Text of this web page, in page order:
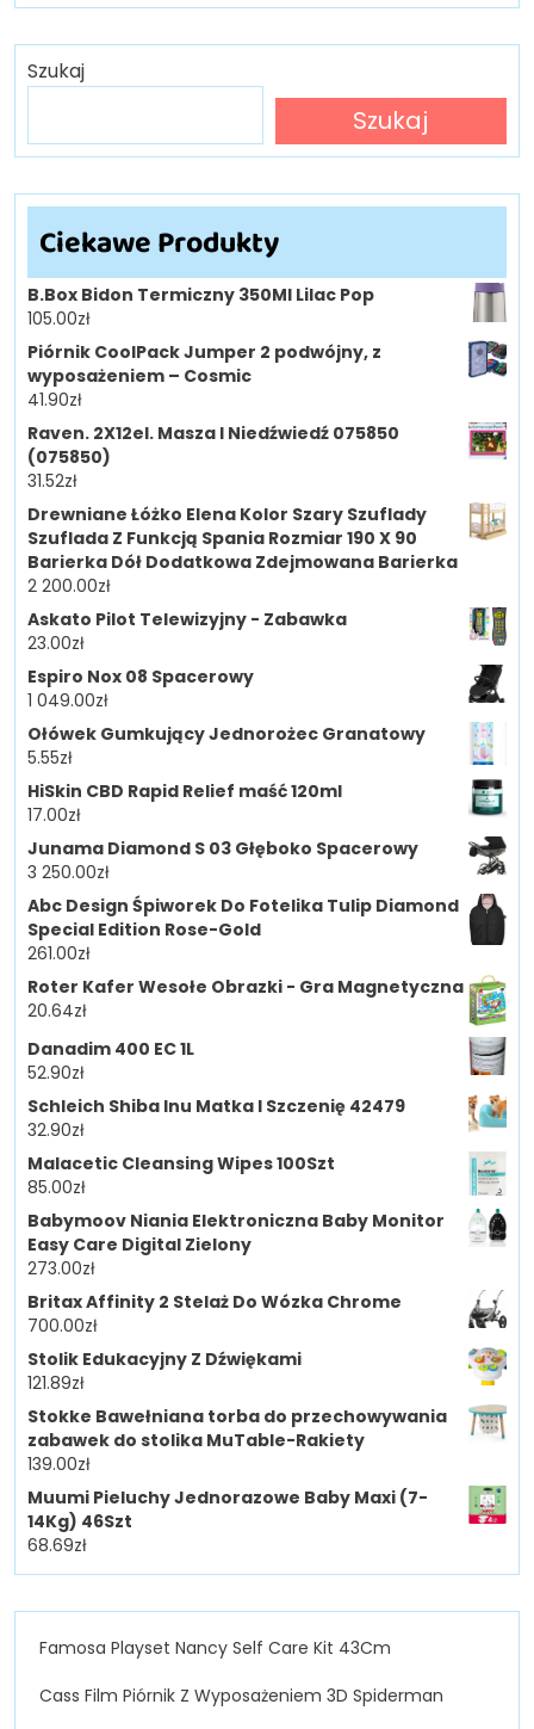
Szukaj
Szukaj
Ciekawe Produkty
B.Box Bidon Termiczny 350Ml Lilac Pop
105.00zł
Piórnik CoolPack Jumper 2 podwójny, z
wyposażeniem – Cosmic
41.90zł
Raven. 2X12el. Masza I Niedźwiedź 075850
(075850)
31.52zł
Drewniane Łóżko Elena Kolor Szary Szuflady
Szuflada Z Funkcją Spania Rozmiar 190 X 90
Barierka Dół Dodatkowa Zdejmowana Barierka
2 200.00zł
Askato Pilot Telewizyjny - Zabawka
23.00zł
Espiro Nox 08 Spacerowy
1 049.00zł
Ołówek Gumkujący Jednorożec Granatowy
5.55zł
HiSkin CBD Rapid Relief maść 120ml
17.00zł
Junama Diamond S 03 Głęboko Spacerowy
3 250.00zł
Abc Design Śpiworek Do Fotelika Tulip Diamond
Special Edition Rose-Gold
261.00zł
Roter Kafer Wesołe Obrazki - Gra Magnetyczna
20.64zł
Danadim 400 EC 1L
52.90zł
Schleich Shiba Inu Matka I Szczenię 42479
32.90zł
Malacetic Cleansing Wipes 100Szt
85.00zł
Babymoov Niania Elektroniczna Baby Monitor
Easy Care Digital Zielony
273.00zł
Britax Affinity 2 Stelaż Do Wózka Chrome
700.00zł
Stolik Edukacyjny Z Dźwiękami
121.89zł
Stokke Bawełniana torba do przechowywania
zabawek do stolika MuTable-Rakiety
139.00zł
Muumi Pieluchy Jednorazowe Baby Maxi (7-
14Kg) 46Szt
68.69zł
Famosa Playset Nancy Self Care Kit 43Cm
Cass Film Piórnik Z Wyposażeniem 3D Spiderman